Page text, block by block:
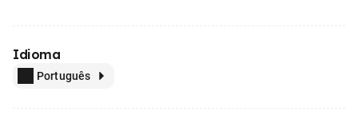
Idioma
Português